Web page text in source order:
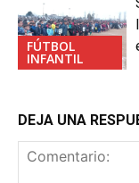
FÚTBOL
INFANTIL
DEJA UNA